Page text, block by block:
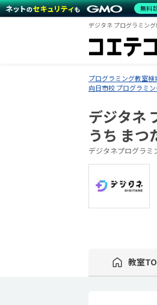
デジタネ プログラミン
プログラミング教室
向日市校 プログラミ
デジタネ
うち まつ
デジタネプログラミ
教室
無料